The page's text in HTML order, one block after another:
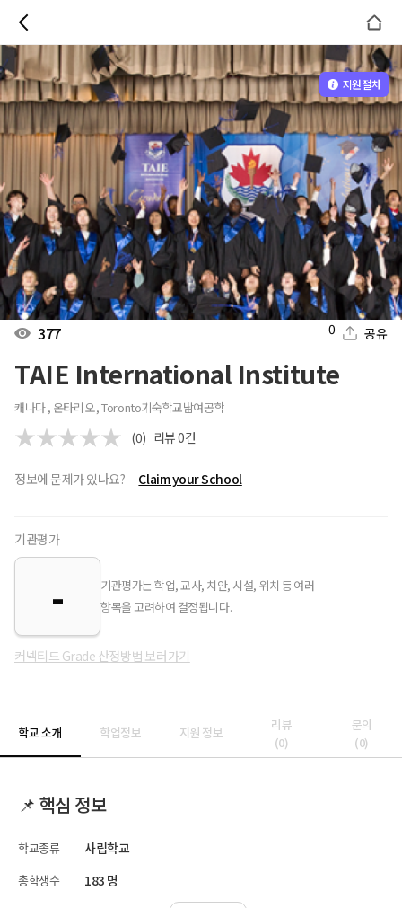
377 0 공유
TAIE International Institute
캐나다 , 온타리오 , Toronto기숙학교남여공학
(0) 리뷰0건
정보에 문제가 있나요? Claim your School
기관평가
-
기관평가는 학업, 교사, 치안, 시설, 위치 등 여러
항목을 고려하여 결정됩니다.
커넥티드 Grade 산정방법 보러가기
지원절차
학교 소개 학업정보 지원 정보
리뷰
(0)
문의
(0)
📌 핵심 정보
학교종류 사립학교
총학생수 183 명